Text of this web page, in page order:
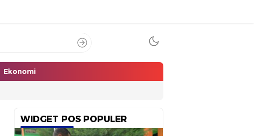
Ekonomi
WIDGET POS POPULER